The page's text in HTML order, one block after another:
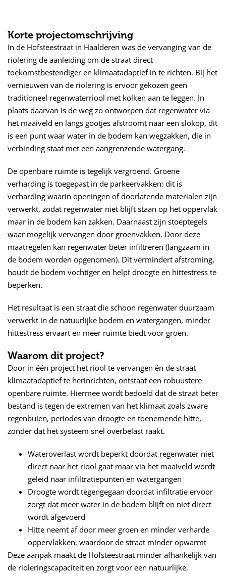
Korte projectomschrijving
In de Hofsteestraat in Haalderen was de vervanging van de
riolering de aanleiding om de straat direct
toekomstbestendiger en klimaatadaptief in te richten. Bij het
vernieuwen van de riolering is ervoor gekozen geen
traditioneel regenwaterriool met kolken aan te leggen. In
plaats daarvan is de weg zo ontworpen dat regenwater via
het maaiveld en langs gootjes afstroomt naar een slokop, dit
is een punt waar water in de bodem kan wegzakken, die in
verbinding staat met een aangrenzende watergang.
De openbare ruimte is tegelijk vergroend. Groene
verharding is toegepast in de parkeervakken: dit is
verharding waarin openingen of doorlatende materialen zijn
verwerkt, zodat regenwater niet blijft staan op het oppervlak
maar in de bodem kan zakken. Daarnaast zijn stoeptegels
waar mogelijk vervangen door groenvakken. Door deze
maatregelen kan regenwater beter infiltreren (langzaam in
de bodem worden opgenomen). Dit vermindert afstroming,
houdt de bodem vochtiger en helpt droogte en hittestress te
beperken.
Het resultaat is een straat die schoon regenwater duurzaam
verwerkt in de natuurlijke bodem en watergangen, minder
hittestress ervaart en meer ruimte biedt voor groen.
Waarom dit project?
Door in één project het riool te vervangen én de straat
klimaatadaptief te herinrichten, ontstaat een robuustere
openbare ruimte. Hiermee wordt bedoeld dat de straat beter
bestand is tegen de extremen van het klimaat zoals zware
regenbuien, periodes van droogte en toenemende hitte,
zonder dat het systeem snel overbelast raakt.
Wateroverlast wordt beperkt doordat regenwater niet
direct naar het riool gaat maar via het maaiveld wordt
geleid naar infiltratiepunten en watergangen
Droogte wordt tegengegaan doordat infiltratie ervoor
zorgt dat meer water in de bodem blijft en niet direct
wordt afgevoerd
Hitte neemt af door meer groen en minder verharde
oppervlakken, waardoor de straat minder opwarmt
Deze aanpak maakt de Hofsteestraat minder afhankelijk van
de rioleringscapaciteit en zorgt voor een natuurlijke,